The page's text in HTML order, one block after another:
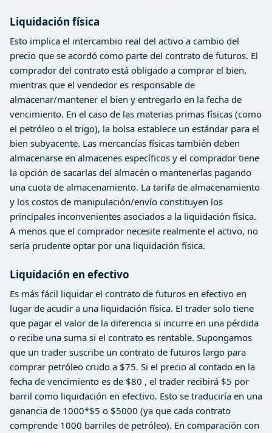
Liquidación física
Esto implica el intercambio real del activo a cambio del
precio que se acordó como parte del contrato de futuros. El
comprador del contrato está obligado a comprar el bien,
mientras que el vendedor es responsable de
almacenar/mantener el bien y entregarlo en la fecha de
vencimiento. En el caso de las materias primas físicas (como
el petróleo o el trigo), la bolsa establece un estándar para el
bien subyacente. Las mercancías físicas también deben
almacenarse en almacenes específicos y el comprador tiene
la opción de sacarlas del almacén o mantenerlas pagando
una cuota de almacenamiento. La tarifa de almacenamiento
y los costos de manipulación/envío constituyen los
principales inconvenientes asociados a la liquidación física.
A menos que el comprador necesite realmente el activo, no
sería prudente optar por una liquidación física.
Liquidación en efectivo
Es más fácil liquidar el contrato de futuros en efectivo en
lugar de acudir a una liquidación física. El trader solo tiene
que pagar el valor de la diferencia si incurre en una pérdida
o recibe una suma si el contrato es rentable. Supongamos
que un trader suscribe un contrato de futuros largo para
comprar petróleo crudo a $75. Si el precio al contado en la
fecha de vencimiento es de $80 , el trader recibirá $5 por
barril como liquidación en efectivo. Esto se traduciría en una
ganancia de 1000*$5 o $5000 (ya que cada contrato
comprende 1000 barriles de petróleo). En comparación con